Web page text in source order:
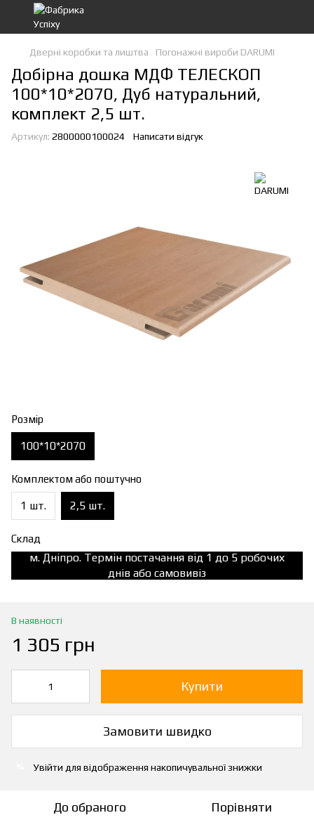
Дверні коробки та лиштва Погонажні вироби DARUMI
Добірна дошка МДФ ТЕЛЕСКОП
100*10*2070, Дуб натуральний,
комплект 2,5 шт.
Артикул: 2800000100024 Написати відгук
Розмір
100*10*2070
Комплектом або поштучно
1 шт. 2,5 шт.
Склад
м. Дніпро. Термін постачання від 1 до 5 робочих
днів або самовивіз
В наявності
1 305 грн
Купити
Замовити швидко
Увійти для відображення накопичувальної знижки
До обраного Порівняти